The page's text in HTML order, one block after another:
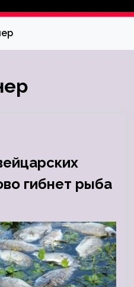
гибнет рыба